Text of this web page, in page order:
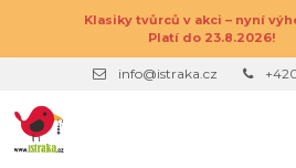
Klasiky tvůrců v akci – nyní
Platí do 23.8.2026!
info@istraka.cz